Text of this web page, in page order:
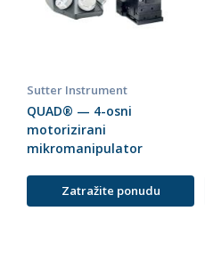
Sutter Instrument
QUAD® — 4-osni
motorizirani
mikromanipulator
Zatražite ponudu